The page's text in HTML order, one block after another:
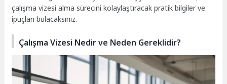
çalışma vizesi alma sürecini kolaylaştıracak pratik bilgiler ve
ipuçları bulacaksınız.
Çalışma Vizesi Nedir ve Neden Gereklidir?